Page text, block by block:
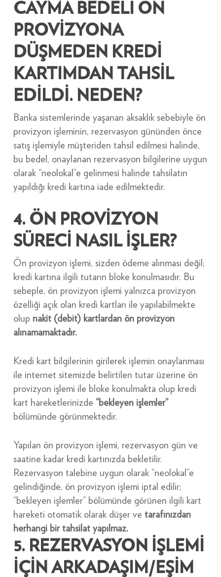
CAYMA BEDELİ ÖN
PROVİZYONA
DÜŞMEDEN KREDİ
KARTIMDAN TAHSİL
EDİLDİ. NEDEN?
Banka sistemlerinde yaşanan aksaklık sebebiyle ön
provizyon işleminin, rezervasyon gününden önce
satış işlemiyle müşteriden tahsil edilmesi halinde,
bu bedel, onaylanan rezervasyon bilgilerine uygun
olarak “neolokal”e gelinmesi halinde tahsilatın
yapıldığı kredi kartına iade edilmektedir.
4. ÖN PROVİZYON
SÜRECİ NASIL İŞLER?
Ön provizyon işlemi, sizden ödeme alınması değil;
kredi kartına ilgili tutarın bloke konulmasıdır. Bu
sebeple, ön provizyon işlemi yalnızca provizyon
özelliği açık olan kredi kartları ile yapılabilmekte
olup nakit (debit) kartlardan ön provizyon
alınamamaktadır.
Kredi kart bilgilerinin girilerek işlemin onaylanması
ile internet sitemizde belirtilen tutar üzerine ön
provizyon işlemi ile bloke konulmakta olup kredi
kart hareketlerinizde “bekleyen işlemler”
bölümünde görünmektedir.
Yapılan ön provizyon işlemi, rezervasyon gün ve
saatine kadar kredi kartınızda bekletilir.
Rezervasyon talebine uygun olarak “neolokal”e
gelindiğinde, ön provizyon işlemi iptal edilir;
“bekleyen işlemler” bölümünde görünen ilgili kart
hareketi otomatik olarak düşer ve tarafınızdan
herhangi bir tahsilat yapılmaz.
5. REZERVASYON İŞLEMİ
İÇİN ARKADAŞIM/EŞİM